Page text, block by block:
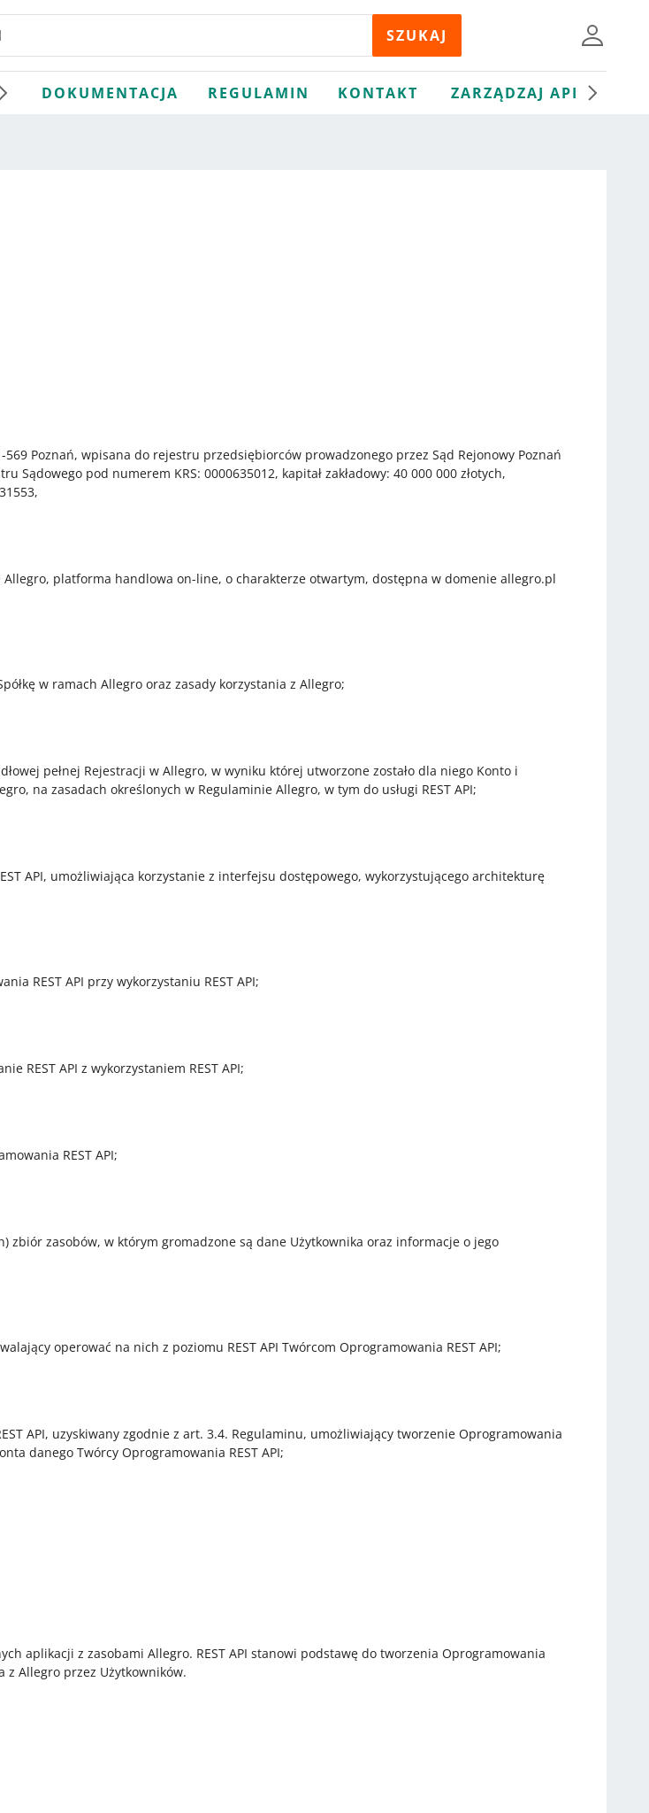
DOKUMENTACJA REGULAMIN KONTAKT ZARZĄDZAJ API
Poznań, wpisana do rejestru przedsiębiorców prowadzonego przez Sąd Rejonowy Poznań
Sądowego pod numerem KRS: 0000635012, kapitał zakładowy: 40 000 000 złotych,
Allegro, platforma handlowa on-line, o charakterze otwartym, dostępna w domenie allegro.pl
w ramach Allegro oraz zasady korzystania z Allegro;
pełnej Rejestracji w Allegro, w wyniku której utworzone zostało dla niego Konto i
na zasadach określonych w Regulaminie Allegro, w tym do usługi REST API;
API, umożliwiająca korzystanie z interfejsu dostępowego, wykorzystującego architekturę
REST API przy wykorzystaniu REST API;
REST API z wykorzystaniem REST API;
REST API;
zbiór zasobów, w którym gromadzone są dane Użytkownika oraz informacje o jego
operować na nich z poziomu REST API Twórcom Oprogramowania REST API;
API, uzyskiwany zgodnie z art. 3.4. Regulaminu, umożliwiający tworzenie Oprogramowania
danego Twórcy Oprogramowania REST API;
aplikacji z zasobami Allegro. REST API stanowi podstawę do tworzenia Oprogramowania
z Allegro przez Użytkowników.